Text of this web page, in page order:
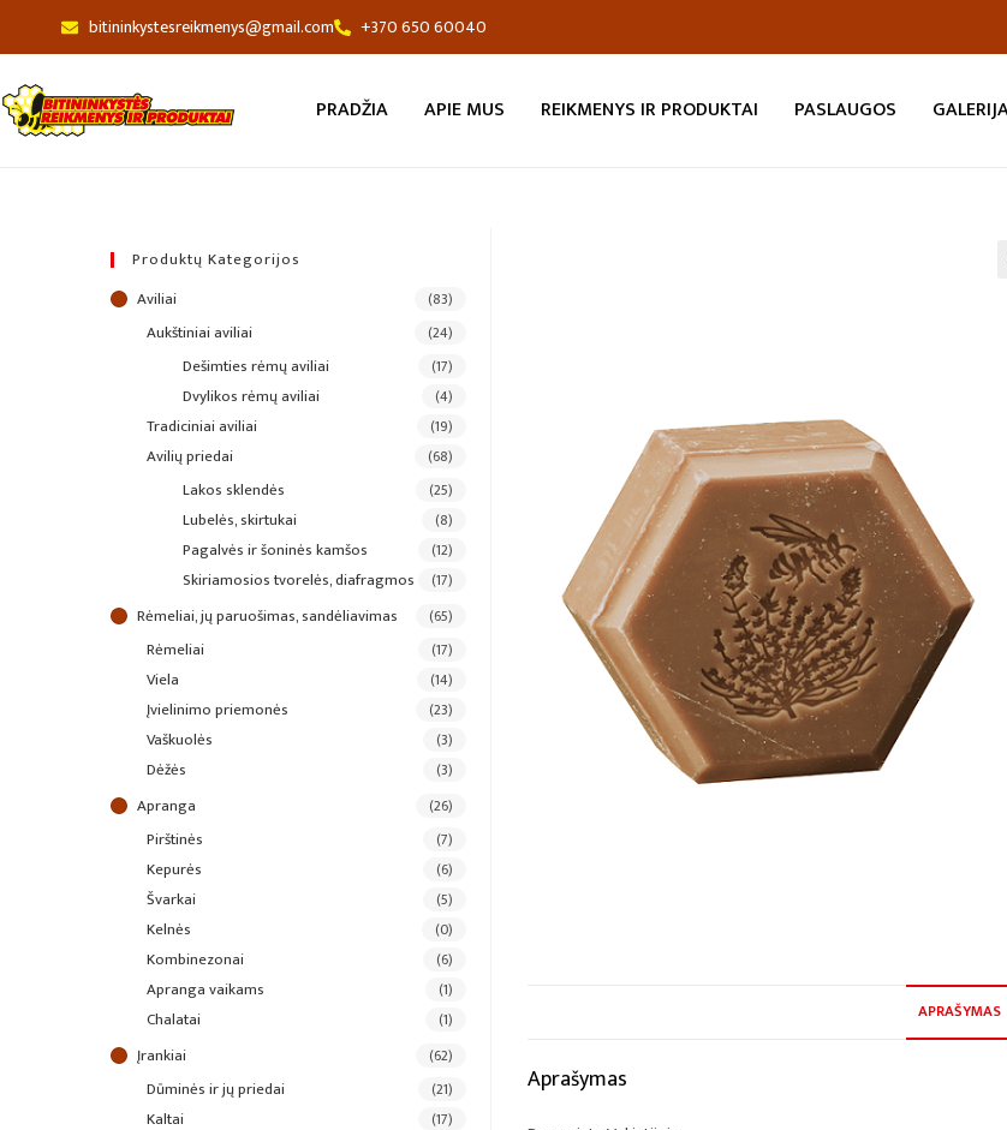
bitininkystesreikmenys@gmail.com +370 650 60040
PRADŽIA APIE MUS REIKMENYS IR PRODUKTAI PASLAUGOS
APRAŠYMAS
Aprašymas
Produktų Kategorijos
aviliai
(83)
aukštiniai aviliai (24)
dešimties rėmų aviliai (17)
dvylikos rėmų aviliai (4)
tradiciniai aviliai (19)
avilių priedai (68)
lakos sklendės (25)
lubelės, skirtukai (8)
pagalvės ir šoninės kamšos (12)
skiriamosios tvorelės, diafragmos (17)
rėmeliai, jų paruošimas, sandėliavimas (65)
rėmeliai (17)
viela (14)
įvielinimo priemonės (23)
vaškuolės (3)
dėžės (3)
apranga (26)
pirštinės (7)
kepurės (6)
švarkai (5)
kelnės (0)
kombinezonai (6)
apranga vaikams (1)
chalatai (1)
įrankiai (62)
dūminės ir jų priedai (21)
kaltai (17)